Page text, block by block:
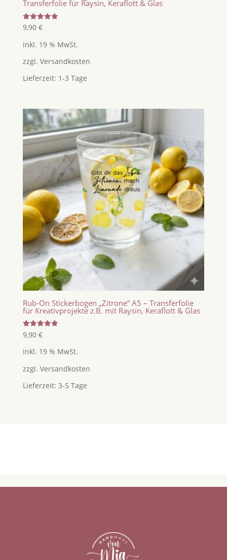
Transferfolie für Raysin, Keraflott & Glas
Bewertet
mit
von 5
9,90 €
inkl. 19 % MwSt.
zzgl. Versandkosten
Lieferzeit: 1-3 Tage
Rub-On Stickerbogen „Zitrone“ A5 – Transferfolie
für Kreativprojekte z.B. mit Raysin, Keraflott & Glas
Bewertet
mit
von 5
9,90 €
inkl. 19 % MwSt.
zzgl. Versandkosten
Lieferzeit: 3-5 Tage